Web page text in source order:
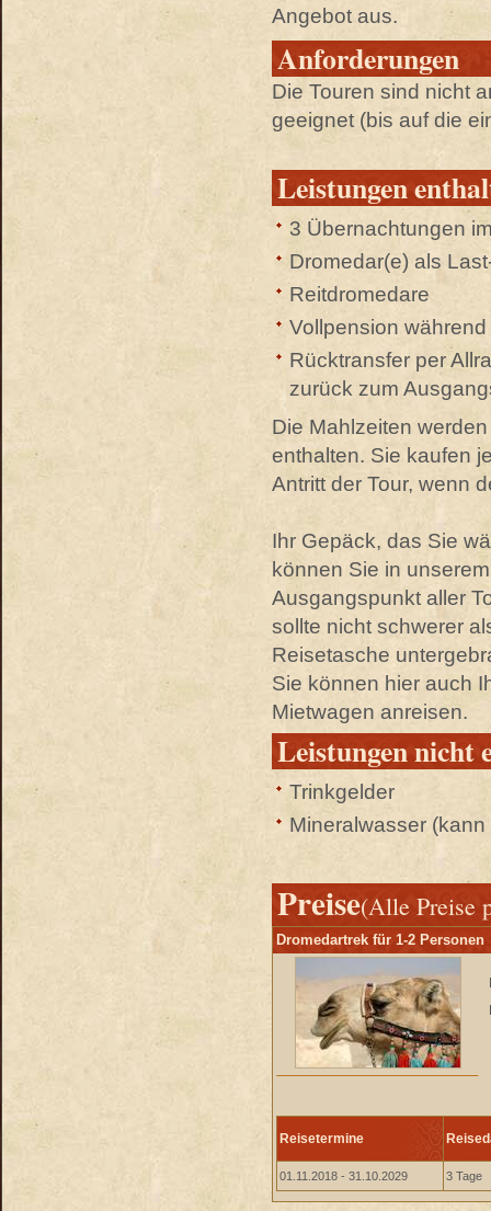
Angebot aus.
Anforderungen
Die Touren sind nicht
geeignet (bis auf die
Leistungen
3 Übernachtungen
Dromedar(e) als
Reitdromedare
Vollpension
Rücktransfer per
zurück zum
Die Mahlzeiten
enthalten. Sie kaufen
Antritt der Tour, wenn
Ihr Gepäck, das Sie
können Sie in
Ausgangspunkt aller
sollte nicht schwerer
Reisetasche
Sie können hier auch
Mietwagen anreisen.
Leistungen nicht
Trinkgelder
Mineralwasser
Preise(Alle Preise
Dromedartrek für 1-2 Personen
Reisetermine
01.11.2018 - 31.10.2029 3 Tage